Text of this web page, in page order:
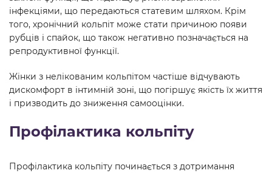
інфекціями, що передаються статевим шляхом. Крім
того, хронічний кольпіт може стати причиною появи
рубців і спайок, що також негативно позначається на
репродуктивної функції.
Жінки з нелікованим кольпітом частіше відчувають
дискомфорт в інтимній зоні, що погіршує якість їх життя
і призводить до зниження самооцінки.
Профілактика кольпіту
Профілактика кольпіту починається з дотримання